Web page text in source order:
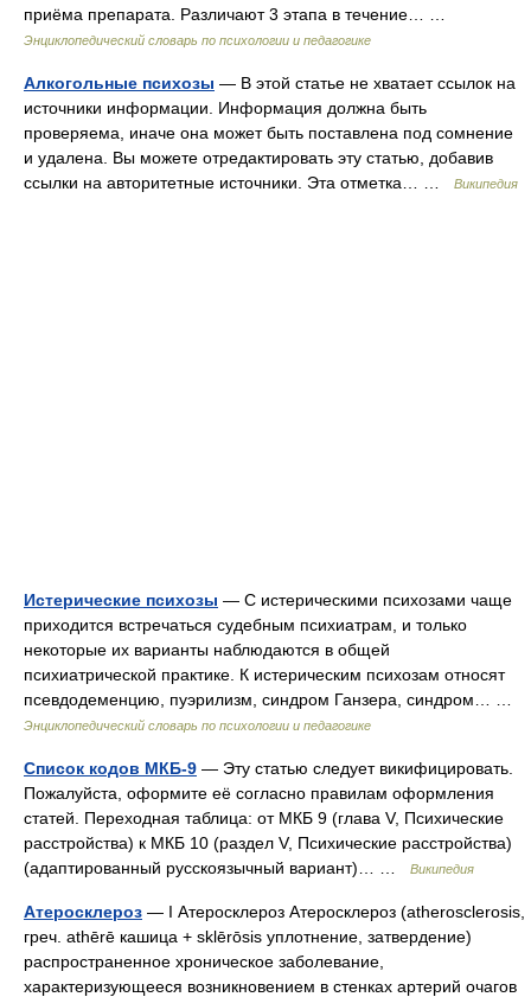
приёма препарата. Различают 3 этапа в течение… …
Энциклопедический словарь по психологии и педагогике
Алкогольные психозы — В этой статье не хватает ссылок на
источники информации. Информация должна быть
проверяема, иначе она может быть поставлена под сомнение
и удалена. Вы можете отредактировать эту статью, добавив
ссылки на авторитетные источники. Эта отметка… …
Википедия
Истерические психозы — С истерическими психозами чаще
приходится встречаться судебным психиатрам, и только
некоторые их варианты наблюдаются в общей
психиатрической практике. К истерическим психозам относят
псевдодеменцию, пуэрилизм, синдром Ганзера, синдром… …
Энциклопедический словарь по психологии и педагогике
Список кодов МКБ-9 — Эту статью следует викифицировать.
Пожалуйста, оформите её согласно правилам оформления
статей. Переходная таблица: от МКБ 9 (глава V, Психические
расстройства) к МКБ 10 (раздел V, Психические расстройства)
(адаптированный русскоязычный вариант)… …
Википедия
Атеросклероз — I Атеросклероз Атеросклероз (atherosclerosis,
греч. athērē кашица + sklērōsis уплотнение, затвердение)
распространенное хроническое заболевание,
характеризующееся возникновением в стенках артерий очагов